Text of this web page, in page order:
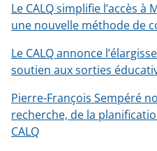
Le CALQ simplifie l’accès à
une nouvelle méthode de
Le CALQ annonce
soutien aux sorties
Pierre-François Sempéré
recherche, de la
CALQ